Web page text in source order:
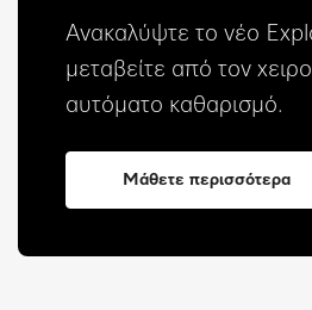
Ανακαλύψτε το νέο
μεταβείτε από τον
αυτόματο καθαρισμό.
Μάθετε περισσότερα